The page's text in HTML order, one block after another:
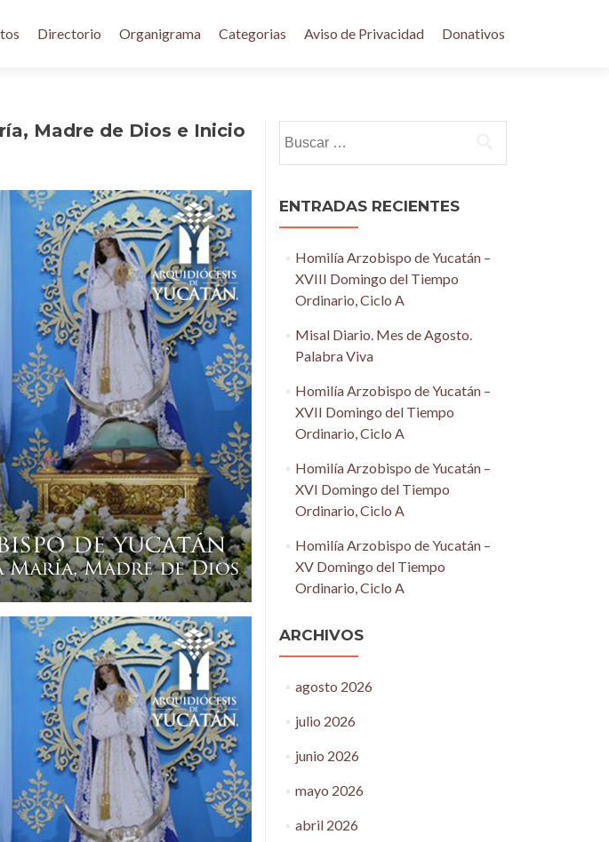
Directorio Organigrama Categorias Aviso de Privacidad Donativos
Madre de Dios e Inicio
ENTRADAS RECIENTES
Homilía Arzobispo de Yucatán –
XVIII Domingo del Tiempo
Ordinario, Ciclo A
Misal Diario. Mes de Agosto.
Palabra Viva
Homilía Arzobispo de Yucatán –
XVII Domingo del Tiempo
Ordinario, Ciclo A
Homilía Arzobispo de Yucatán –
XVI Domingo del Tiempo
Ordinario, Ciclo A
Homilía Arzobispo de Yucatán –
XV Domingo del Tiempo
Ordinario, Ciclo A
ARCHIVOS
agosto 2026
julio 2026
junio 2026
mayo 2026
abril 2026